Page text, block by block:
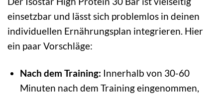
einsetzbar und lässt sich problemlos in deinen
individuellen Ernährungsplan integrieren. Hier
ein paar Vorschläge:
Nach dem Training: Innerhalb von 30-60
Minuten nach dem Training eingenommen,